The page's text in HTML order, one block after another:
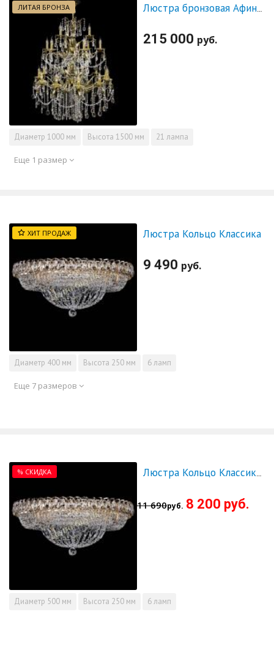
ЛИТАЯ БРОНЗА
215 000 руб.
Диаметр 1000 мм Высота 1500 мм 21 лампа
Еще 1 размер
ХИТ ПРОДАЖ Люстра Кольцо Классика
9 490 руб.
Диаметр 400 мм Высота 250 мм 6 ламп
Еще 7 размеров
% СКИДКА Люстра Кольцо Классика 500 мм - СКИДКА!!!
11 690руб. 8 200 руб.
Диаметр 500 мм Высота 250 мм 6 ламп